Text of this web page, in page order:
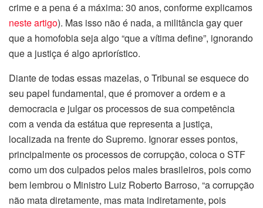
crime e a pena é a máxima: 30 anos, conforme explicamos
neste artigo). Mas isso não é nada, a militância gay quer
que a homofobia seja algo “que a vítima define”, ignorando
que a justiça é algo apriorístico.
Diante de todas essas mazelas, o Tribunal se esquece do
seu papel fundamental, que é promover a ordem e a
democracia e julgar os processos de sua competência
com a venda da estátua que representa a justiça,
localizada na frente do Supremo. Ignorar esses pontos,
principalmente os processos de corrupção, coloca o STF
como um dos culpados pelos males brasileiros, pois como
bem lembrou o Ministro Luiz Roberto Barroso, “a corrupção
não mata diretamente, mas mata indiretamente, pois